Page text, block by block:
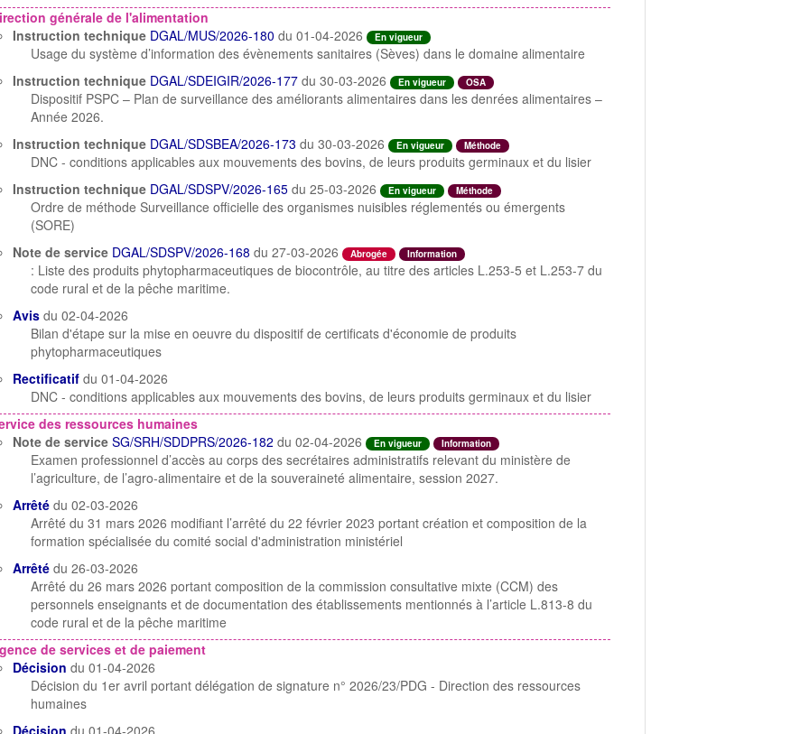
générale de l'alimentation
Instruction technique DGAL/MUS/2026-180 du 01-04-2026 En vigueur
Usage du système d’information des évènements sanitaires (Sèves) dans le domaine alimentaire
Instruction technique DGAL/SDEIGIR/2026-177 du 30-03-2026 En vigueur OSA
Dispositif PSPC – Plan de surveillance des améliorants alimentaires dans les denrées alimentaires –
Année 2026.
Instruction technique DGAL/SDSBEA/2026-173 du 30-03-2026 En vigueur Méthode
DNC - conditions applicables aux mouvements des bovins, de leurs produits germinaux et du lisier
Instruction technique DGAL/SDSPV/2026-165 du 25-03-2026 En vigueur Méthode
Ordre de méthode Surveillance officielle des organismes nuisibles réglementés ou émergents
(SORE)
Note de service DGAL/SDSPV/2026-168 du 27-03-2026 Abrogée Information
: Liste des produits phytopharmaceutiques de biocontrôle, au titre des articles L.253-5 et L.253-7 du
code rural et de la pêche maritime.
Avis du 02-04-2026
Bilan d'étape sur la mise en oeuvre du dispositif de certificats d'économie de produits
phytopharmaceutiques
Rectificatif du 01-04-2026
DNC - conditions applicables aux mouvements des bovins, de leurs produits germinaux et du lisier
des ressources humaines
Note de service SG/SRH/SDDPRS/2026-182 du 02-04-2026 En vigueur Information
Examen professionnel d’accès au corps des secrétaires administratifs relevant du ministère de
l’agriculture, de l’agro-alimentaire et de la souveraineté alimentaire, session 2027.
Arrêté du 02-03-2026
Arrêté du 31 mars 2026 modifiant l’arrêté du 22 février 2023 portant création et composition de la
formation spécialisée du comité social d'administration ministériel
Arrêté du 26-03-2026
Arrêté du 26 mars 2026 portant composition de la commission consultative mixte (CCM) des
personnels enseignants et de documentation des établissements mentionnés à l’article L.813-8 du
code rural et de la pêche maritime
de services et de paiement
Décision du 01-04-2026
Décision du 1er avril portant délégation de signature n° 2026/23/PDG - Direction des ressources
humaines
Décision du 01-04-2026